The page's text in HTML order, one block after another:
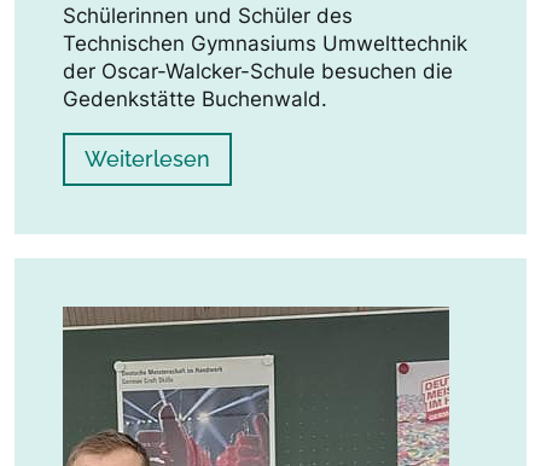
Schülerinnen und Schüler des
Technischen Gymnasiums Umwelttechnik
der Oscar-Walcker-Schule besuchen die
Gedenkstätte Buchenwald.
Weiterlesen